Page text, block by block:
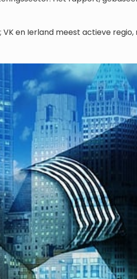
en Ierland meest actieve